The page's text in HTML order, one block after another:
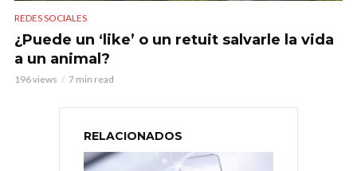
REDES SOCIALES
¿Puede un ‘like’ o un retuit salvarle la vida
a un animal?
196 views 7 min read
RELACIONADOS